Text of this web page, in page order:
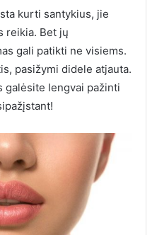
kurti santykius, jie
reikia. Bet jų
gali patikti ne visiems.
pasižymi didele atjauta.
galėsite lengvai pažinti